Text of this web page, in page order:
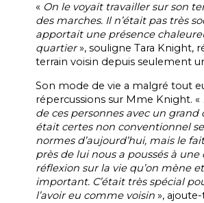
« On le voyait travailler sur son
des marches. Il n’était pas très
apportait une présence
quartier», souligne Tara Knight,
terrain voisin depuis seulement
Son mode de vie a malgré tout
répercussions sur Mme Knight. «
de ces personnes avec un grand
était certes non conventionnel
normes d’aujourd’hui, mais le
près de lui nous a poussés à une
réflexion sur la vie qu’on mène
important. C’était très spécial
l’avoir eu comme voisin»,